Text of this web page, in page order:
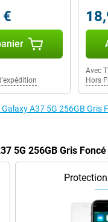
Avec
Hors
A37 5G 256GB Gris
5G 256GB Gris